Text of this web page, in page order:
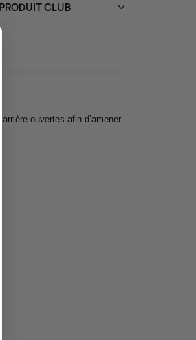
CLUB
ouvertes afin d’amener